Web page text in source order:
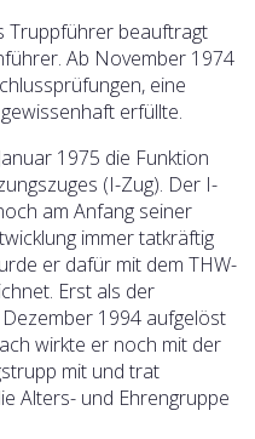
Truppführer beauftragt
Ab November 1974
eine
erfüllte.
1975 die Funktion
(I-Zug). Der I-
am Anfang seiner
immer tatkräftig
er dafür mit dem THW-
Erst als der
1994 aufgelöst
wirkte er noch mit der
mit und trat
Alters- und Ehrengruppe